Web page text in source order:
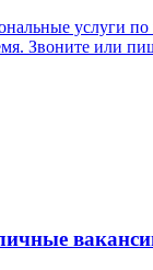
услуги
Звоните или